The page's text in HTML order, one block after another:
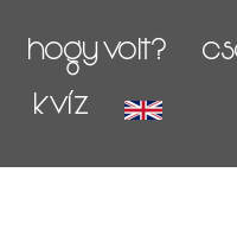
hogy volt?
kvíz